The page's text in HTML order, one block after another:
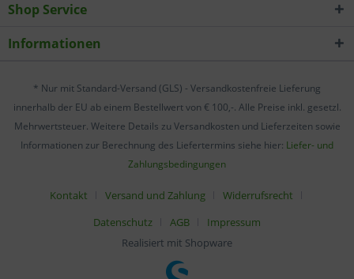
Shop Service
Informationen
* Nur mit Standard-Versand (GLS) - Versandkostenfreie Lieferung
innerhalb der EU ab einem Bestellwert von € 100,-. Alle Preise inkl. gesetzl.
Mehrwertsteuer. Weitere Details zu Versandkosten und Lieferzeiten sowie
Informationen zur Berechnung des Liefertermins siehe hier: Liefer- und
Zahlungsbedingungen
Kontakt Versand und Zahlung
Widerrufsrecht
Datenschutz
AGB
Impressum
Realisiert mit Shopware